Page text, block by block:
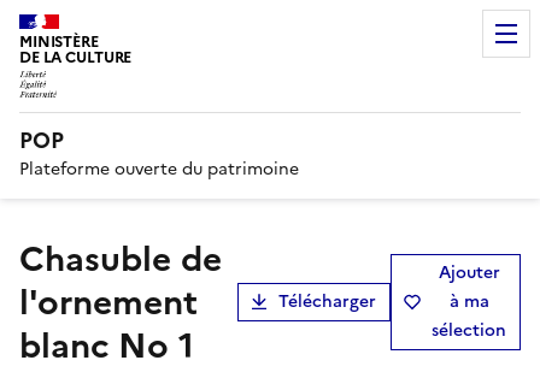
MINISTÈRE
DE LA CULTURE
POP
Plateforme ouverte du patrimoine
chasuble de
l'ornement
blanc No 1
Télécharger
Ajouter
à ma
sélection